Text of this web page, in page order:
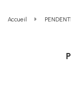
Accueil